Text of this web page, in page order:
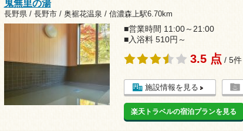
鬼無里の湯
長野県 / 長野市 / 奥裾花温泉 / 信濃森上駅6.70km
■営業時間 11:00～21:00
■入浴料 510円～
3.5 点 / 5件
施設情報を見る
楽天トラベルの宿泊プランを見る